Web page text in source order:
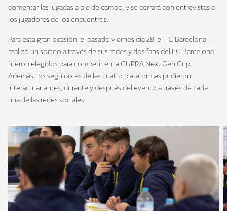
comentar las jugadas a pie de campo, y se cerrará con entrevistas a
los jugadores de los encuentros.
Para esta gran ocasión, el pasado viernes día 28, el FC Barcelona
realizó un sorteo a través de sus redes y dos fans del FC Barcelona
fueron elegidos para competir en la CUPRA Next Gen Cup.
Además, los seguidores de las cuatro plataformas pudieron
interactuar antes, durante y después del evento a través de cada
una de las redes sociales.